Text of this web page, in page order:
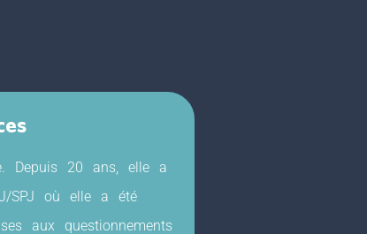
Depuis 20 ans, elle a
SPJ où elle a été
aux questionnements